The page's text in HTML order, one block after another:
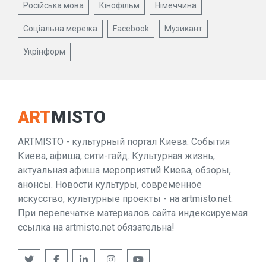
Російська мова Кінофільм Німеччина
Соціальна мережа Facebook Музикант
Укрінформ
ARTMISTO
ARTMISTO - культурный портал Киева. События
Киева, афиша, сити-гайд. Культурная жизнь,
актуальная афиша мероприятий Киева, обзоры,
анонсы. Новости культуры, современное
искусство, культурные проекты - на artmisto.net.
При перепечатке материалов сайта индексируемая
ссылка на artmisto.net обязательна!